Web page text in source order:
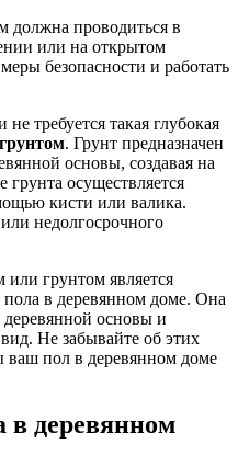
должна проводиться в
или на открытом
безопасности и работать
требуется такая глубокая
грунтом. Грунт предназначен
основы, создавая на
осуществляется
кисти или валика.
недолгосрочного
грунтом является
в деревянном доме. Она
основы и
Не забывайте об этих
ваш пол в деревянном доме
в деревянном